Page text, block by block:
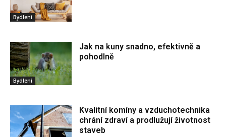
Bydlení
Bydlení
Jak na kuny snadno, efektivně a
pohodlně
Kvalitní komíny a vzduchotechnika
chrání zdraví a prodlužují životnost
staveb